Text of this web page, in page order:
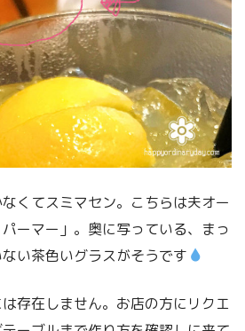
くてスミマセン。こちらは夫オー
ーマー」。奥に写っている、まっ
い茶色いグラスがそうです
存在しません。お店の方にリクエ